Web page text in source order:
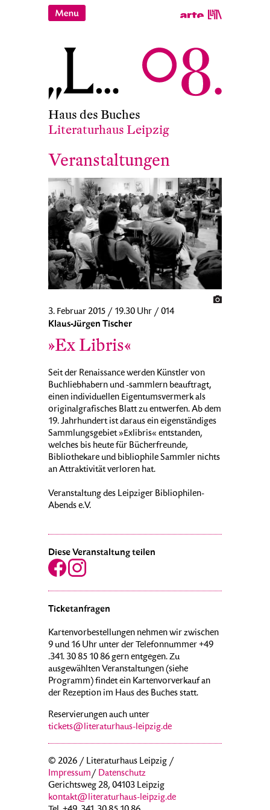
Haus des Buches
Literaturhaus Leipzig
Veranstaltungen
3. Februar 2015 / 19.30 Uhr / 014
Klaus-Jürgen Tischer
»Ex Libris«
Seit der Renaissance werden Künstler von
Buchliebhabern und -sammlern beauftragt,
einen individuellen Eigentumsvermerk als
originalgrafisches Blatt zu entwerfen. Ab dem
19. Jahrhundert ist daraus ein eigenständiges
Sammlungsgebiet »Exlibris« entstanden,
welches bis heute für Bücherfreunde,
Bibliothekare und bibliophile Sammler nichts
an Attraktivität verloren hat.
Veranstaltung des Leipziger Bibliophilen-
Abends e.V.
Diese Veranstaltung teilen
Ticketanfragen
Kartenvorbestellungen nehmen wir zwischen
9 und 16 Uhr unter der Telefonnummer +49
.341. 30 85 10 86 gern entgegen. Zu
ausgewählten Veranstaltungen (siehe
Programm) findet ein Kartenvorverkauf an
der Rezeption im Haus des Buches statt.
Reservierungen auch unter
tickets@literaturhaus-leipzig.de
© 2026 / Literaturhaus Leipzig /
Impressum/ Datenschutz
Gerichtsweg 28, 04103 Leipzig
kontakt@literaturhaus-leipzig.de